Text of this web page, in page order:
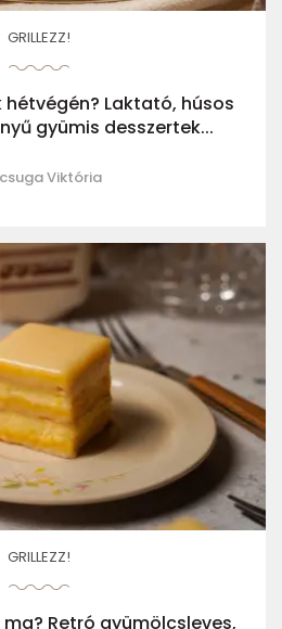
GRILLEZZ!
hétvégén? Laktató, húsos
gyümis desszertek...
Viktória
GRILLEZZ!
Retró gyümölcsleves,